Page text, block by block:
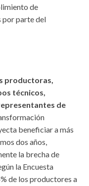
de
por parte del
productoras,
técnicos,
de
beneficiar a más
dos años,
la brecha de
la Encuesta
de los productores a